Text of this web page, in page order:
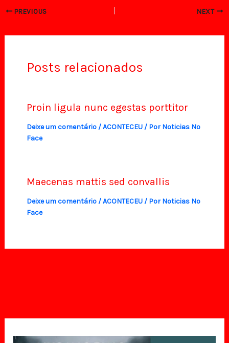
PREVIOUS NEXT
Posts relacionados
Proin ligula nunc egestas porttitor
Deixe um comentário /ACONTECEU/ Por Noticias No
Face
Maecenas mattis sed convallis
Deixe um comentário /ACONTECEU/ Por Noticias No
Face